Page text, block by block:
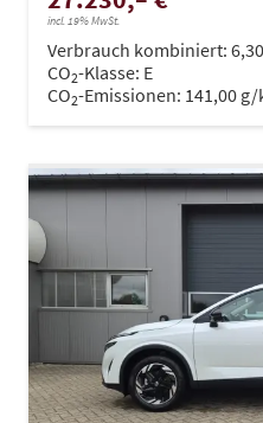
incl. 19% MwSt.
Verbrauch kombiniert:
CO2-Klasse: E
CO2-Emissionen: 141,00 g/